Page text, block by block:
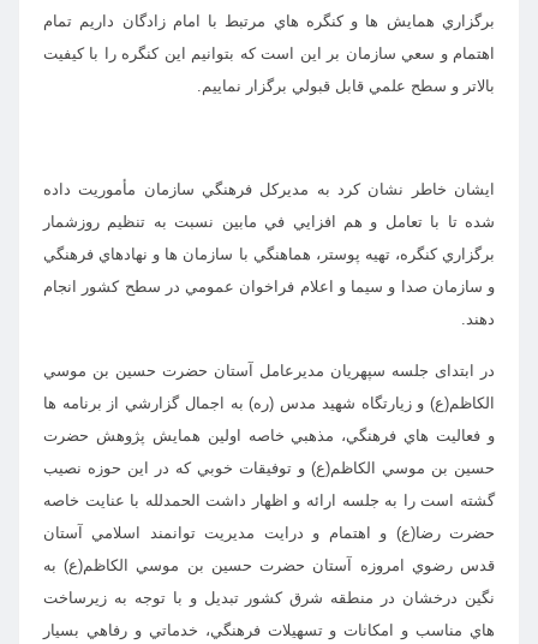
برگزاري همايش ها و كنگره هاي مرتبط با امام زادگان داريم تمام
اهتمام و سعي سازمان بر اين است كه بتوانيم اين كنگره را با كيفيت
بالاتر و سطح علمي قابل قبولي برگزار نماييم.
ایشان خاطر نشان کرد به مديركل فرهنگي سازمان مأموريت داده
شده تا با تعامل و هم افزايي في مابين نسبت به تنظيم روزشمار
برگزاري كنگره، تهيه پوستر، هماهنگي با سازمان ها و نهادهاي فرهنگي
و سازمان صدا و سيما و اعلام فراخوان عمومي در سطح كشور انجام
دهند.
در ابتدای جلسه سپهريان مديرعامل آستان حضرت حسين بن موسي
الكاظم(ع) و زیارتگاه شهید مدس (ره)به اجمال گزارشي از برنامه ها
و فعاليت هاي فرهنگي، مذهبي خاصه اولين همايش پژوهش حضرت
حسين بن موسي الكاظم(ع) و توفيقات خوبي كه در اين حوزه نصيب
گشته است را به جلسه ارائه و اظهار داشت الحمدلله با عنايت خاصه
حضرت رضا(ع) و اهتمام و درايت مديريت توانمند اسلامي آستان
قدس رضوي امروزه آستان حضرت حسين بن موسي الكاظم(ع) به
نگين درخشان در منطقه شرق كشور تبديل و با توجه به زيرساخت
هاي مناسب و امكانات و تسهيلات فرهنگي، خدماتي و رفاهي بسيار